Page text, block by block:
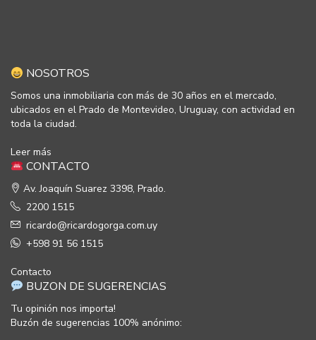
NOSOTROS
Somos una inmobiliaria con más de 30 años en el mercado,
ubicados en el Prado de Montevideo, Uruguay, con actividad en
toda la ciudad.
Leer más
CONTACTO
Av. Joaquín Suarez 3398, Prado.
2200 1515
ricardo@ricardogorga.com.uy
+598 91 56 1515
Contacto
BUZON DE SUGERENCIAS
Tu opinión nos importa!
Buzón de sugerencias 100% anónimo: